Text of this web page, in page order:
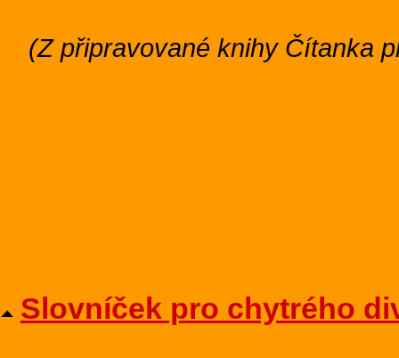
(Z připravované knihy Čítanka
Slovníček pro chytrého